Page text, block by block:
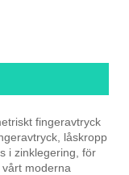
fingeravtryck
låskropp
i zinklegering, för
moderna